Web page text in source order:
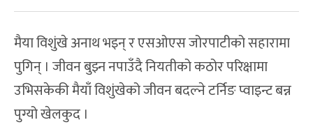
मैया विशुंखे अनाथ भइन् र एसओएस जोरपाटीको सहारामा
पुगिन् । जीवन बुझ्न नपाउँदै नियतीको कठोर परिक्षामा
उभिसकेकी मैयाँ विशुंखेको जीवन बदल्ने टर्निङ प्वाइन्ट बन्न
पुग्यो खेलकुद ।